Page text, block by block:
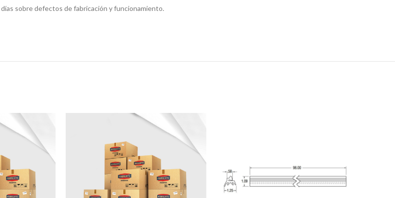
sobre defectos de fabricación y funcionamiento.